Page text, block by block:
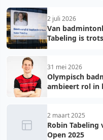
2 juli 2026
Van
Tabeling is trots
31 mei 2026
Olympisch
ambieert rol in
2 maart 2025
Robin
Open 2025